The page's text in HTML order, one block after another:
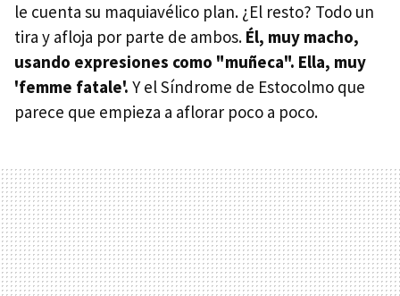
le cuenta su maquiavélico plan. ¿El resto? Todo un
tira y afloja por parte de ambos. Él, muy macho,
usando expresiones como "muñeca". Ella, muy
'femme fatale'. Y el Síndrome de Estocolmo que
parece que empieza a aflorar poco a poco.